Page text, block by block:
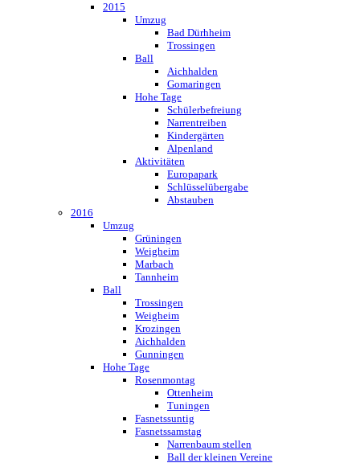
2015
Umzug
Bad Dürhheim
Trossingen
Ball
Aichhalden
Gomaringen
Hohe Tage
Schülerbefreiung
Narrentreiben
Kindergärten
Alpenland
Aktivitäten
Europapark
Schlüsselübergabe
Abstauben
2016
Umzug
Grüningen
Weigheim
Marbach
Tannheim
Ball
Trossingen
Weigheim
Krozingen
Aichhalden
Gunningen
Hohe Tage
Rosenmontag
Ottenheim
Tuningen
Fasnetssuntig
Fasnetssamstag
Narrenbaum stellen
Ball der kleinen Vereine